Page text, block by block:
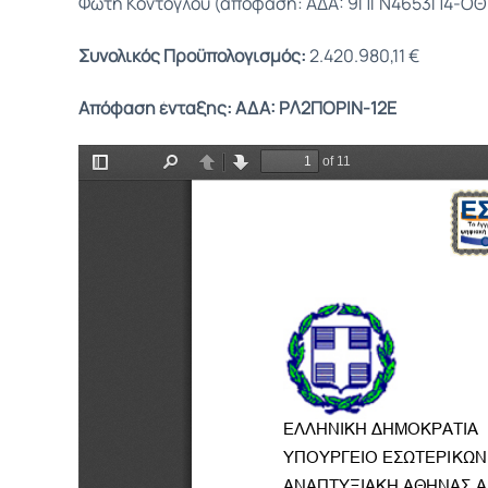
Συνολικός Προϋπολογισμός:2.420.980,11 €
Απόφαση ένταξης:ΑΔΑ: ΡΛ2ΠΟΡΙΝ-12Ε